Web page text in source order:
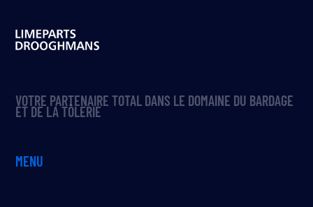
VOTRE PARTENAIRE TOTAL DANS LE DOMAINE DU BARDAGE
ET DE LA TÔLERIE
MENU